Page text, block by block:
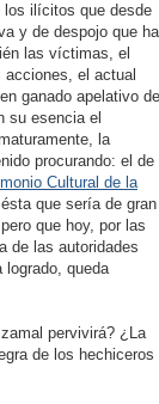
los ilícitos que desde
y de despojo que ha
las víctimas, el
el actual
ganado apelativo de
su esencia el
la
procurando: el de
Cultural de la
ésta que sería de gran
que hoy, por las
de las autoridades
logrado, queda
pervivirá? ¿La
de los hechiceros